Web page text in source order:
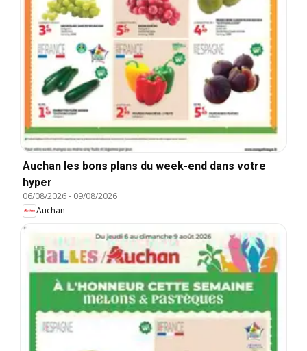
Auchan les bons plans du week-end dans votre
hyper
06/08/2026- 09/08/2026
Auchan